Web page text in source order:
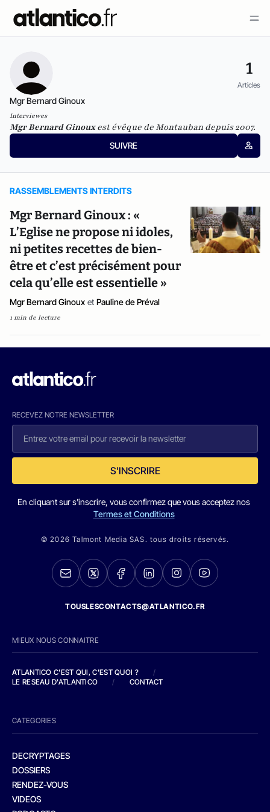
1
Articles
Mgr Bernard Ginoux
Interviewes
Mgr Bernard Ginouxest évêque de Montauban depuis 2007.
SUIVRE
RASSEMBLEMENTS INTERDITS
Mgr Bernard Ginoux : «
L’Eglise ne propose ni idoles,
ni petites recettes de bien-
être et c’est précisément pour
cela qu’elle est essentielle »
Mgr Bernard Ginoux et Pauline de Préval
1 min de lecture
RECEVEZ NOTRE NEWSLETTER
S'INSCRIRE
En cliquant sur s'inscrire, vous confirmez que vous acceptez nos
Termes et Conditions
© 2026 Talmont Media SAS. tous droits réservés.
TOUSLESCONTACTS@ATLANTICO.FR
MIEUX NOUS CONNAITRE
ATLANTICO C'EST QUI, C'EST QUOI ?
/
LE RESEAU D'ATLANTICO
/ CONTACT
CATEGORIES
DECRYPTAGES
DOSSIERS
RENDEZ-VOUS
VIDEOS